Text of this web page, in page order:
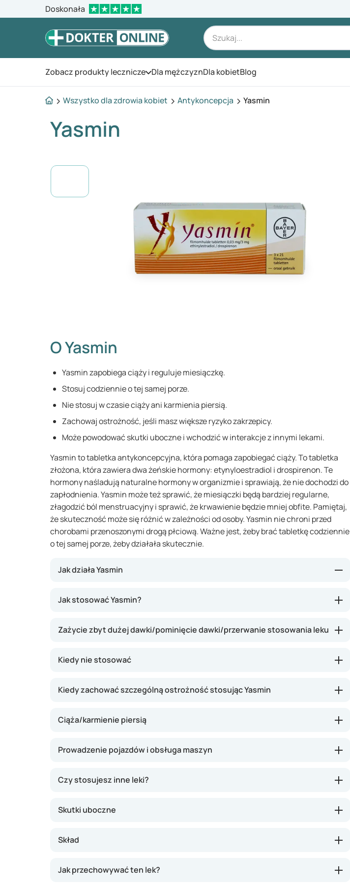
Doskonała
Zobacz produkty leczniczeOtwórz menu
Dla mężczyznDla kobietBlog
Wszystko dla zdrowia kobiet Antykoncepcja Yasmin
Yasmin
O Yasmin
Yasmin zapobiega ciąży i reguluje miesiączkę.
Stosuj codziennie o tej samej porze.
Nie stosuj w czasie ciąży ani karmienia piersią.
Zachowaj ostrożność, jeśli masz większe ryzyko zakrzepicy.
Może powodować skutki uboczne i wchodzić w interakcje z innymi lekami.
Yasmin to tabletka antykoncepcyjna, która pomaga zapobiegać ciąży. To tabletka
złożona, która zawiera dwa żeńskie hormony: etynyloestradiol i drospirenon. Te
hormony naśladują naturalne hormony w organizmie i sprawiają, że nie dochodzi do
zapłodnienia. Yasmin może też sprawić, że miesiączki będą bardziej regularne,
złagodzić ból menstruacyjny i sprawić, że krwawienie będzie mniej obfite. Pamiętaj,
że skuteczność może się różnić w zależności od osoby. Yasmin nie chroni przed
chorobami przenoszonymi drogą płciową. Ważne jest, żeby brać tabletkę codziennie
o tej samej porze, żeby działała skutecznie.
Jak działa Yasmin
Yasmin działa tak, że hamuje owulację, zagęszcza śluz szyjkowy (co utrudnia
plemnikom dotarcie do macicy) i sprawia, że błona śluzowa macicy jest mniej
Yasmin może skutecznie chronić przed ciążą, jeśli bierzesz ją prawidłowo i
małe.
Jak stosować Yasmin?
Zażycie zbyt dużej dawki/pominięcie dawki/przerwanie stosowania leku
Kiedy nie stosować
Kiedy zachować szczególną ostrożność stosując Yasmin
Ciąża/karmienie piersią
Prowadzenie pojazdów i obsługa maszyn
Czy stosujesz inne leki?
Skutki uboczne
Skład
Jak przechowywać ten lek?